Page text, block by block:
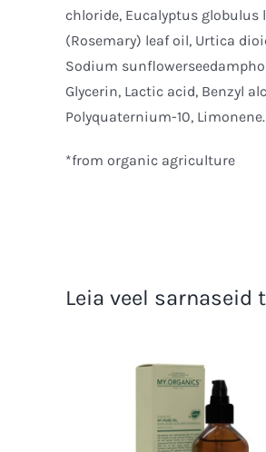
chloride, Eucalyptus
(Rosemary) leaf oil, Urtica
Sodium
Glycerin, Lactic acid, Benzyl
Polyquaternium-10, Limonene.
*from organic agriculture
Leia veel sarnaseid